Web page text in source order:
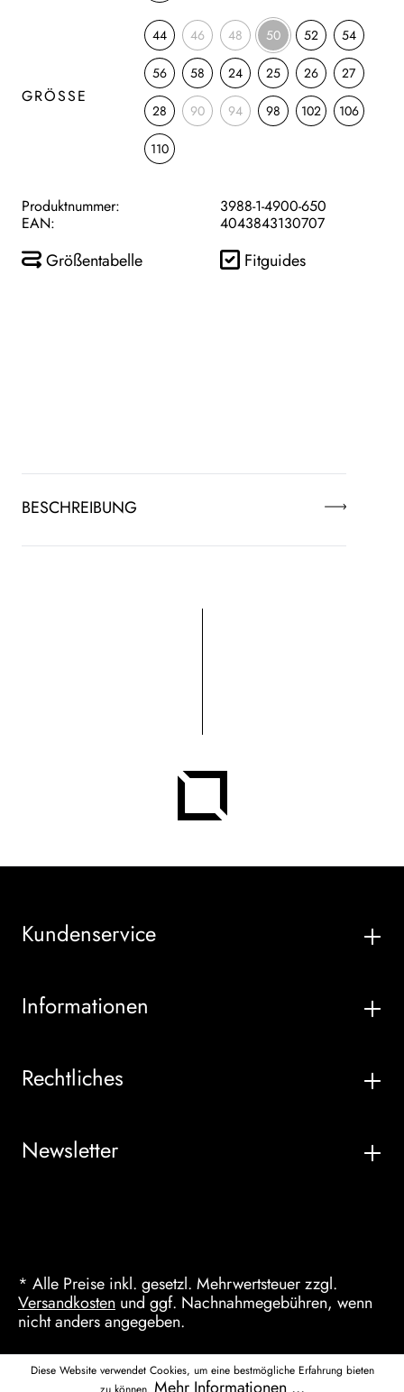
GRÖSSE
44 46 48 50 52 54
56 58 24 25 26 27
28 90 94 98 102 106
110
Produktnummer:
3988-1-4900-650
EAN:
4043843130707
Größentabelle Fitguides
BESCHREIBUNG
Kundenservice
Informationen
Rechtliches
Newsletter
* Alle Preise inkl. gesetzl. Mehrwertsteuer zzgl.
Versandkosten und ggf. Nachnahmegebühren, wenn
nicht anders angegeben.
Diese Website verwendet Cookies, um eine bestmögliche Erfahrung bieten